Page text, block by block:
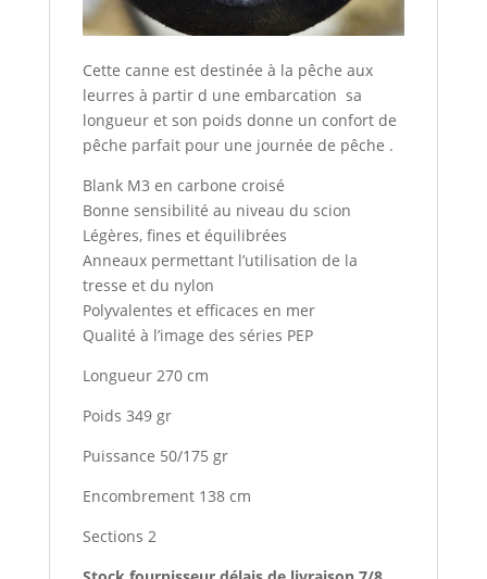
Cette canne est destinée à la pêche aux
leurres à partir d une embarcation sa
longueur et son poids donne un confort de
pêche parfait pour une journée de pêche .
Blank M3 en carbone croisé
Bonne sensibilité au niveau du scion
Légères, fines et équilibrées
Anneaux permettant l’utilisation de la
tresse et du nylon
Polyvalentes et efficaces en mer
Qualité à l’image des séries PEP
Longueur 270 cm
Poids 349 gr
Puissance 50/175 gr
Encombrement 138 cm
Sections 2